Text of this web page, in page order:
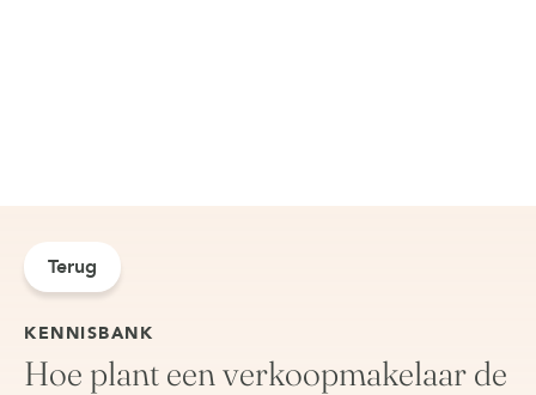
Terug
KENNISBANK
Hoe plant een verkoopmakelaar de